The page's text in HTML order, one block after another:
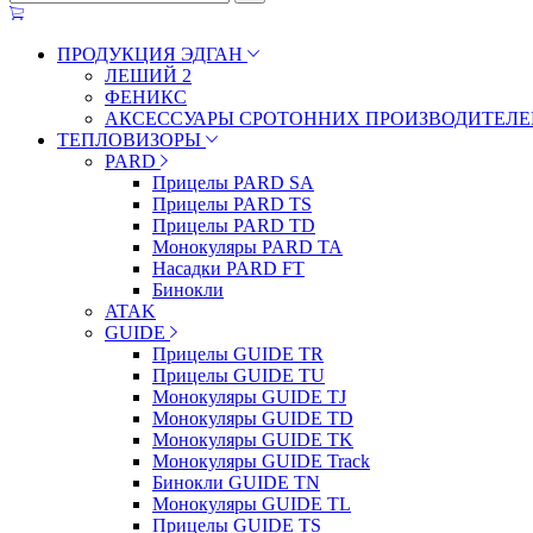
ПРОДУКЦИЯ ЭДГАН
ЛЕШИЙ 2
ФЕНИКС
АКСЕССУАРЫ СРОТОННИХ
ТЕПЛОВИЗОРЫ
PARD
Прицелы PARD SA
Прицелы PARD TS
Прицелы PARD TD
Монокуляры PARD TA
Насадки PARD FT
Бинокли
ATAK
GUIDE
Прицелы GUIDE TR
Прицелы GUIDE TU
Монокуляры GUIDE TJ
Монокуляры GUIDE TD
Монокуляры GUIDE TK
Монокуляры GUIDE Track
Бинокли GUIDE TN
Монокуляры GUIDE TL
Прицелы GUIDE TS